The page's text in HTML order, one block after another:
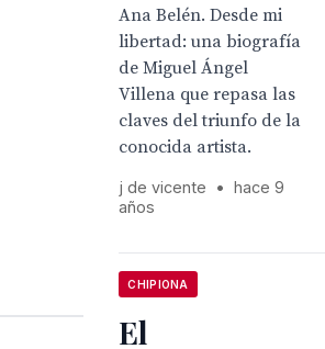
Ana Belén. Desde mi
libertad: una biografía
de Miguel Ángel
Villena que repasa las
claves del triunfo de la
conocida artista.
j de vicente •
hace 9
años
CHIPIONA
El